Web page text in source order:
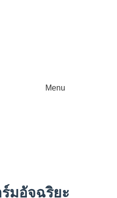
Menu
มอัจฉริยะ